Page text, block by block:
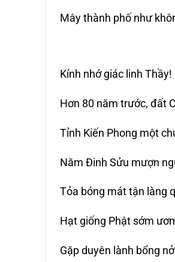
Mây thành phố như
Kính nhớ giác linh Thầy!
Hơn 80 năm trước, đất
Tỉnh Kiến Phong một
Năm Đinh Sửu mượn
Tỏa bóng mát tận làng
Hạt giống Phật sớm
Gặp duyên lành bổng